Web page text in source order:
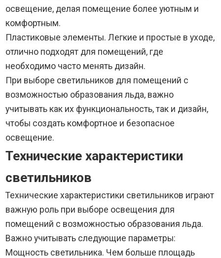
освещение, делая помещение более уютным и
комфортным.
Пластиковые элементы. Легкие и простые в уходе,
отлично подходят для помещений, где
необходимо часто менять дизайн.
При выборе светильников для помещений с
возможностью образования льда, важно
учитывать как их функциональность, так и дизайн,
чтобы создать комфортное и безопасное
освещение.
Технические характеристики
светильников
Технические характеристики светильников играют
важную роль при выборе освещения для
помещений с возможностью образования льда.
Важно учитывать следующие параметры:
Мощность светильника. Чем больше площадь